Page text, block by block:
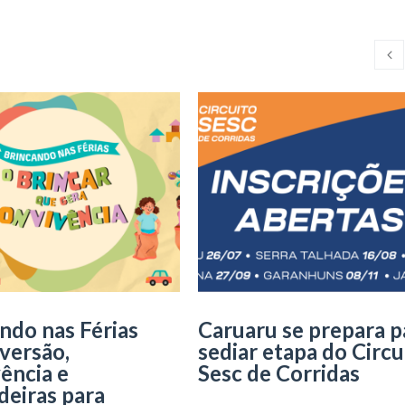
nas Férias
e
para
Caruaru se prepara
sediar etapa do
Sesc de Corridas